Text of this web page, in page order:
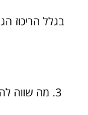
בגלל הריכוז
מה שווה